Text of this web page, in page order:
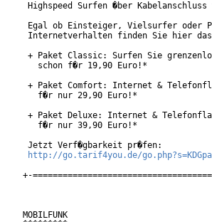
Highspeed Surfen �ber Kabelanschluss
Egal ob Einsteiger, Vielsurfer oder
Internetverhalten finden Sie hier das
+ Paket Classic: Surfen Sie
   schon f�r 19,90 Euro!*
+ Paket Comfort: Internet &
   f�r nur 29,90 Euro!*
+ Paket Deluxe: Internet &
   f�r nur 39,90 Euro!*
Jetzt Verf�gbarkeit pr�fen:
http://go.tarif4you.de/
+-
MOBILFUNK